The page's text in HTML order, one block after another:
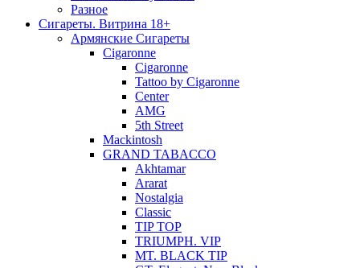
Разное
Сигареты. Витрина 18+
Армянские Сигареты
Cigaronne
Cigaronne
Tattoo by Cigaronne
Center
AMG
5th Street
Mackintosh
GRAND TABACCO
Akhtamar
Ararat
Nostalgia
Classic
TIP TOP
TRIUMPH. VIP
MT. BLACK TIP